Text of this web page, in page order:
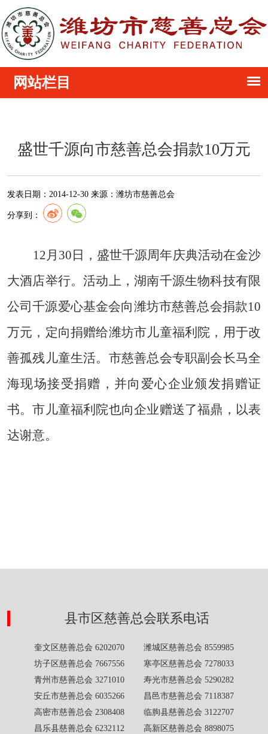
盛世千源向市慈善总会捐款10万元
发表日期： 2014-12-30 来源： 潍坊市慈善总会
分享到：
12月30日，盛世千源周年庆典活动在金沙
大酒店举行。活动上，湖南千源生物科技有限
公司千源爱心基金会向潍坊市慈善总会捐款10
万元，定向捐赠给潍坊市儿童福利院，用于改
善孤残儿童生活。市慈善总会专职副会长马全
海现场接受捐赠，并向爱心企业颁发捐赠证
书。市儿童福利院也向企业赠送了福鼎，以表
达谢意。
县市区慈善总会联系电话
奎文区慈善总会 6202070 潍城区慈善总会 8559985
坊子区慈善总会 7667556 寒亭区慈善总会 7278033
青州市慈善总会 3271010 寿光市慈善总会 5290282
安丘市慈善总会 6035266 昌邑市慈善总会 7118387
高密市慈善总会 2308408 临朐县慈善总会 3122707
昌乐县慈善总会 6232112 高新区慈善总会 8898075